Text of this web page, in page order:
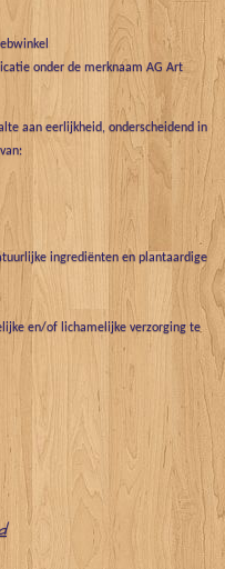
onder de merknaam AG Art
aan eerlijkheid, onderscheidend in
ingrediënten en plantaardige
en/of lichamelijke verzorging te